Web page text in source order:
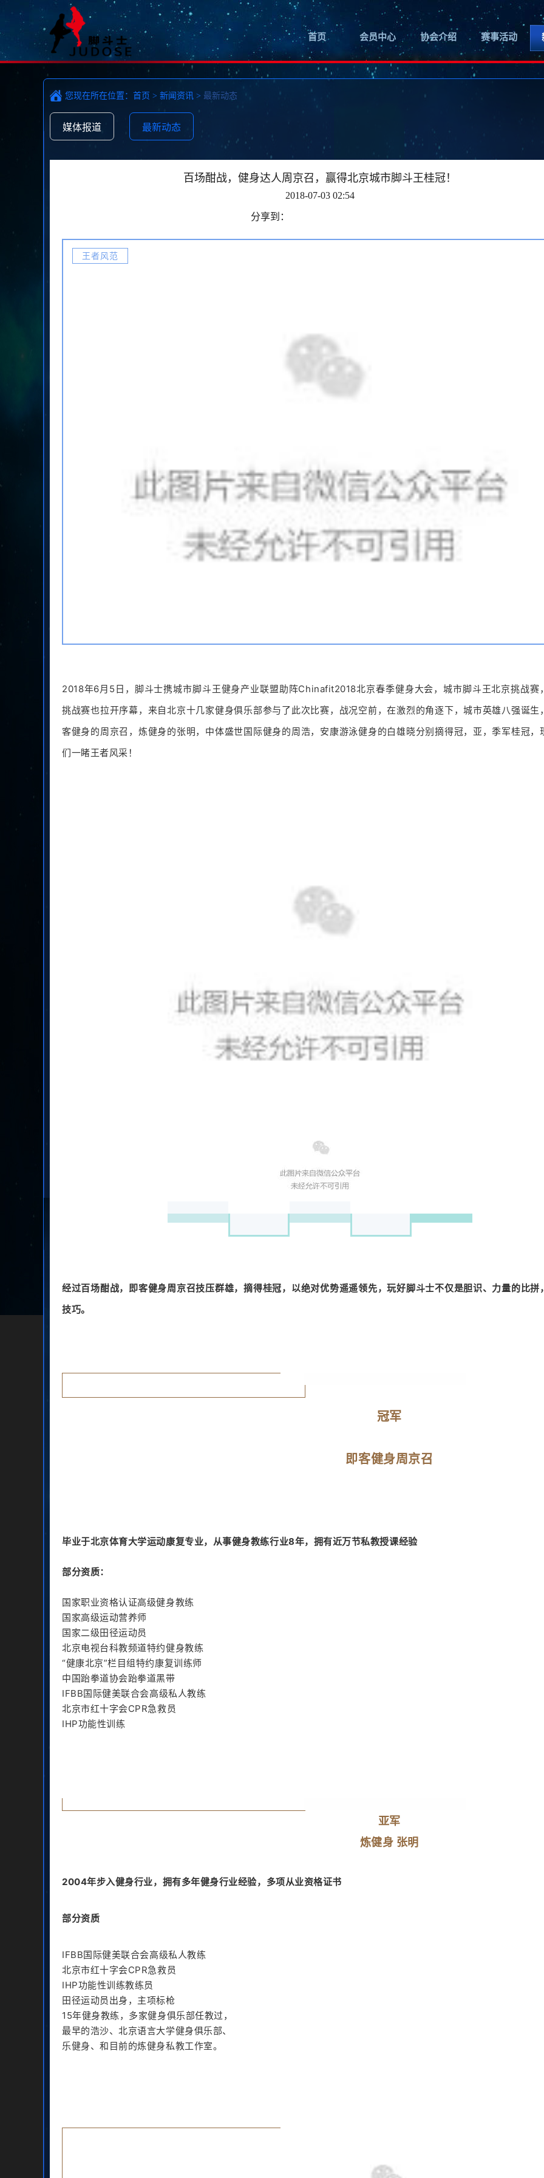
首页 会员中心 协会介绍 赛事活动
您现在所在位置： 首页 > 新闻资讯 > 最新动态
媒体报道 最新动态
百场酣战，健身达人周京召，赢得北京城市脚斗王桂冠！
2018-07-03 02:54
分享到：
王者风范
2018年6月5日，脚斗士携城市脚斗王健身产业联盟助阵Chinafit2018北京春季健身大会，城市脚斗王北京挑战赛
挑战赛也拉开序幕，来自北京十几家健身俱乐部参与了此次比赛，战况空前，在激烈的角逐下，城市英雄八强诞生
客健身的周京召，炼健身的张明，中体盛世国际健身的周浩，安康游泳健身的白雄晓分别摘得冠，亚，季军桂冠，
们一睹王者风采！
经过百场酣战，即客健身周京召技压群雄，摘得桂冠，以绝对优势遥遥领先，玩好脚斗士不仅是胆识、力量的比拼
技巧。
冠军
即客健身周京召
毕业于北京体育大学运动康复专业，从事健身教练行业8年，拥有近万节私教授课经验
部分资质：
国家职业资格认证高级健身教练
国家高级运动营养师
国家二级田径运动员
北京电视台科教频道特约健身教练
“健康北京”栏目组特约康复训练师
中国跆拳道协会跆拳道黑带
IFBB国际健美联合会高级私人教练
北京市红十字会CPR急救员
IHP功能性训练
亚军
炼健身 张明
2004年步入健身行业，拥有多年健身行业经验，多项从业资格证书
部分资质
IFBB国际健美联合会高级私人教练
北京市红十字会CPR急救员
IHP功能性训练教练员
田径运动员出身，主项标枪
15年健身教练，多家健身俱乐部任教过，
最早的浩沙、北京语言大学健身俱乐部、
乐健身、和目前的炼健身私教工作室。